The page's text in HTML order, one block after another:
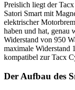
Preislich liegt der
Satori Smart mit
elektrischer
haben und hat, genau
Widerstand von 950
maximale Widerstand
kompatibel zur Tacx
Der Aufbau des